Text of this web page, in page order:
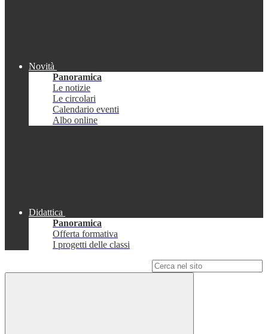
Novità
Panoramica
Le notizie
Le circolari
Calendario eventi
Albo online
Didattica
Panoramica
Offerta formativa
I progetti delle classi